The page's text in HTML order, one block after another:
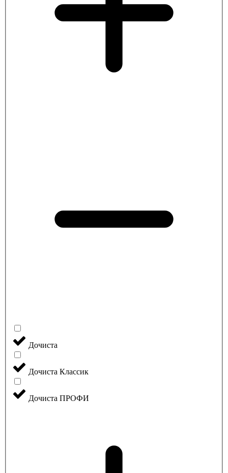
Дочиста
Дочиста Классик
Дочиста ПРОФИ